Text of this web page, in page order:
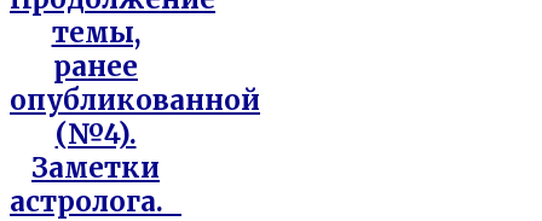
темы,
ранее
опубликованной
(№4).
Заметки
астролога.